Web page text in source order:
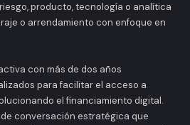
producto, tecnología o analítica
o arrendamiento con enfoque en
con más de dos años
para facilitar el acceso a
el financiamiento digital.
conversación estratégica que